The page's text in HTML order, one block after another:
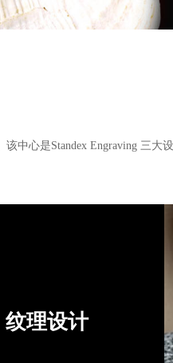
中心是Standex Engraving 三大设
纹理设计